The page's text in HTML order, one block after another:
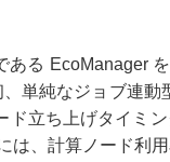
る EcoManager
単純なジョブ連
ド立ち上げタイミ
は、計算ノード利